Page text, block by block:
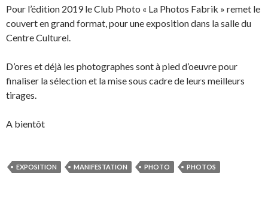
Pour l’édition 2019 le Club Photo « La Photos Fabrik » remet le
couvert en grand format, pour une exposition dans la salle du
Centre Culturel.
D’ores et déjà les photographes sont à pied d’oeuvre pour
finaliser la sélection et la mise sous cadre de leurs meilleurs
tirages.
A bientôt
EXPOSITION MANIFESTATION PHOTO PHOTOS